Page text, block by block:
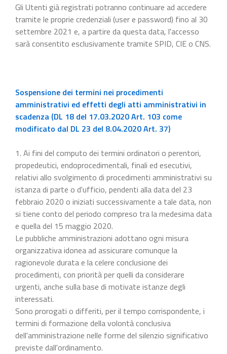
Gli Utenti già registrati potranno continuare ad accedere
tramite le proprie credenziali (user e password) fino al 30
settembre 2021 e, a partire da questa data, l'accesso
sarà consentito esclusivamente tramite SPID, CIE o CNS.
Sospensione dei termini nei procedimenti
amministrativi ed effetti degli atti amministrativi in
scadenza (DL 18 del 17.03.2020 Art. 103 come
modificato dal DL 23 del 8.04.2020 Art. 37)
1. Ai fini del computo dei termini ordinatori o perentori,
propedeutici, endoprocedimentali, finali ed esecutivi,
relativi allo svolgimento di procedimenti amministrativi su
istanza di parte o d'ufficio, pendenti alla data del 23
febbraio 2020 o iniziati successivamente a tale data, non
si tiene conto del periodo compreso tra la medesima data
e quella del 15 maggio 2020.
Le pubbliche amministrazioni adottano ogni misura
organizzativa idonea ad assicurare comunque la
ragionevole durata e la celere conclusione dei
procedimenti, con priorità per quelli da considerare
urgenti, anche sulla base di motivate istanze degli
interessati.
Sono prorogati o differiti, per il tempo corrispondente, i
termini di formazione della volontà conclusiva
dell'amministrazione nelle forme del silenzio significativo
previste dall'ordinamento.